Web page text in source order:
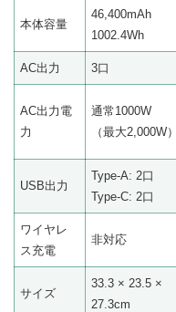
本体容量
46,400mAh
1002.4Wh
AC出力 3口
AC出力電
力
通常1000W
（最大2,000W）
USB出力
Type-A: 2口
Type-C: 2口
ワイヤレ
ス充電
非対応
サイズ
33.3 × 23.5 ×
27.3cm